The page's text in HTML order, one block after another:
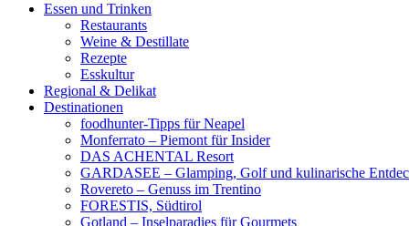
Essen und Trinken
Restaurants
Weine & Destillate
Rezepte
Esskultur
Regional & Delikat
Destinationen
foodhunter-Tipps für Neapel
Monferrato – Piemont für Insider
DAS ACHENTAL Resort
GARDASEE – Glamping, Golf und kulinarische
Rovereto – Genuss im Trentino
FORESTIS, Südtirol
Gotland – Inselparadies für Gourmets